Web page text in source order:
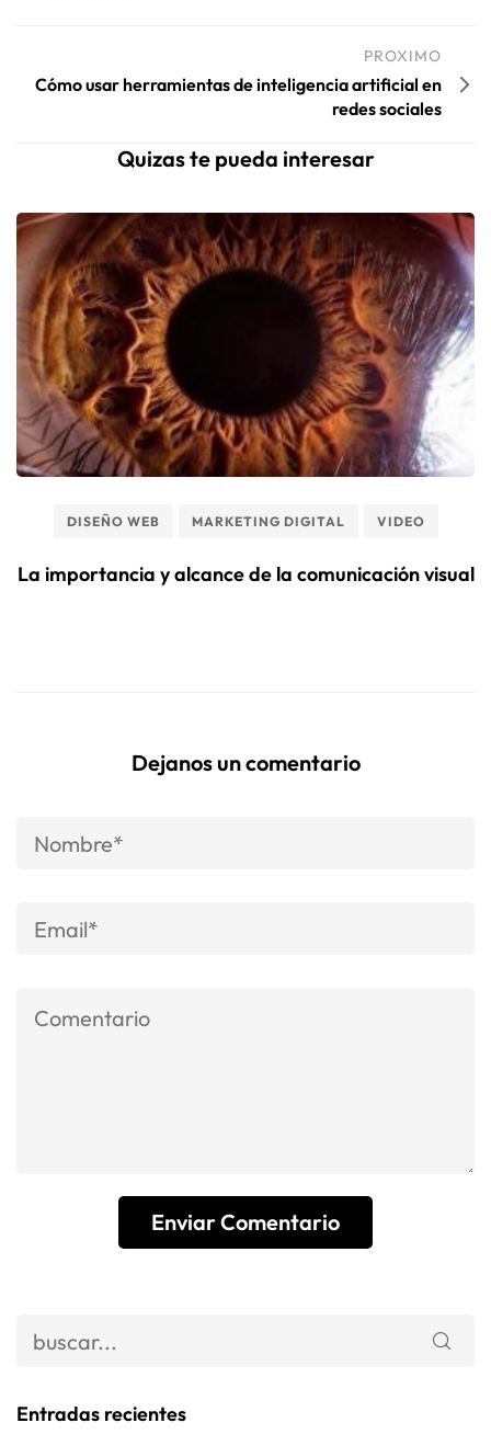
PROXIMO
Cómo usar herramientas de inteligencia artificial en
redes sociales
Quizas te pueda interesar
DISEÑO WEB MARKETING DIGITAL VIDEO
La importancia y alcance de la comunicación visual
Dejanos un comentario
Entradas recientes